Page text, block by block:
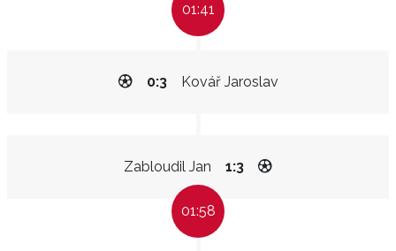
01:41
Kovář Jaroslav
0:3
Zabloudil Jan 1:3
01:58